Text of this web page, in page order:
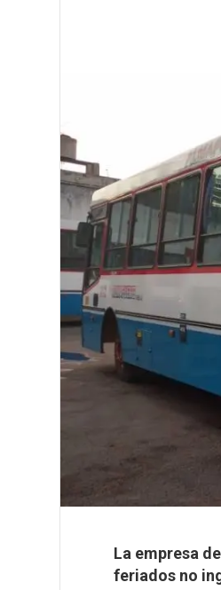
La empresa
feriados no